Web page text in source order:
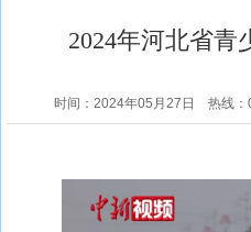
2024年河北省
时间：2024年05月27日 热线